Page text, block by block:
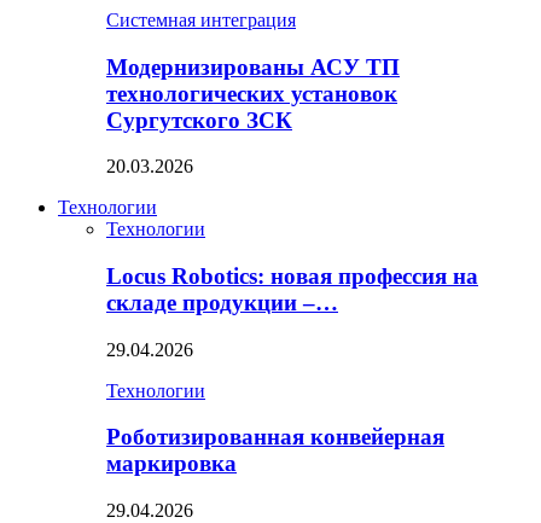
Системная интеграция
Модернизированы АСУ ТП
технологических установок
Сургутского ЗСК
20.03.2026
Технологии
Технологии
Locus Robotics: новая профессия на
складе продукции –…
29.04.2026
Технологии
Роботизированная конвейерная
маркировка
29.04.2026